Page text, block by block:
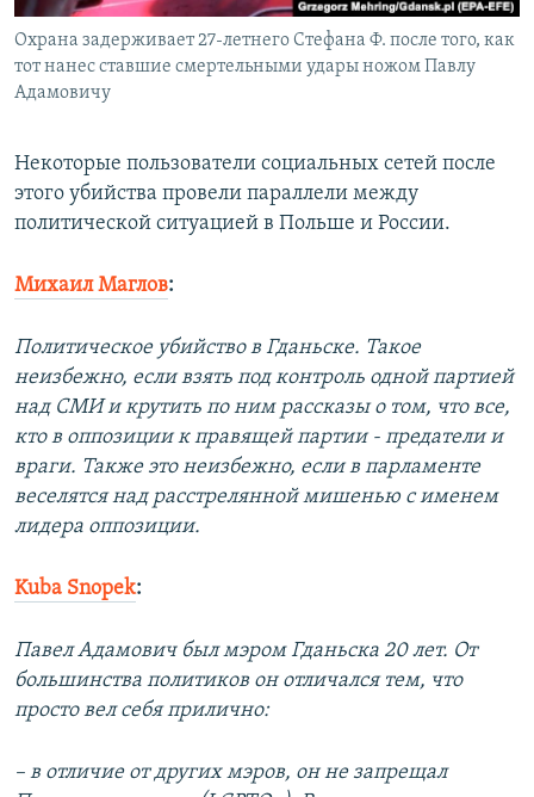
Охрана задерживает 27-летнего Стефана Ф. после того, как
тот нанес ставшие смертельными удары ножом Павлу
Адамовичу
Некоторые пользователи социальных сетей после
этого убийства провели параллели между
политической ситуацией в Польше и России.
Михаил Маглов:
Политическое убийство в Гданьске. Такое
неизбежно, если взять под контроль одной партией
над СМИ и крутить по ним рассказы о том, что все,
кто в оппозиции к правящей партии - предатели и
враги. Также это неизбежно, если в парламенте
веселятся над расстрелянной мишенью с именем
лидера оппозиции.
Kuba Snopek:
Павел Адамович был мэром Гданьска 20 лет. От
большинства политиков он отличался тем, что
просто вел себя прилично:
– в отличие от других мэров, он не запрещал